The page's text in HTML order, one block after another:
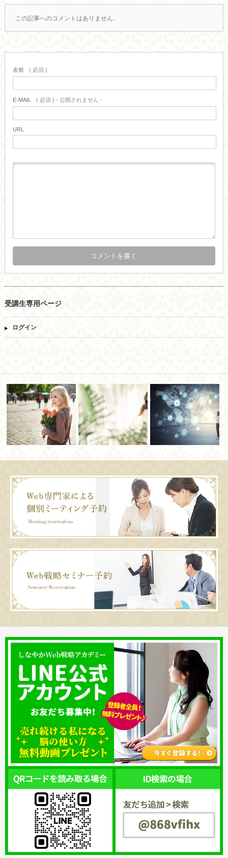
この記事へのコメントはありません。
名前 ( 必須 )
E-MAIL ( 必須 ) - 公開されません -
URL
受講生専用ページ
ログイン
か？本当に
勝手に売れていく人の秘密
Webでやっちゃいけない10ヶ【必見！】たった5分
バナーが作れ…